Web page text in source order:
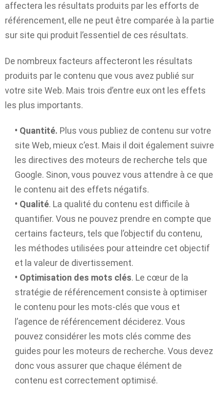
affectera les résultats produits par les efforts de
référencement, elle ne peut être comparée à la partie
sur site qui produit l’essentiel de ces résultats.
De nombreux facteurs affecteront les résultats
produits par le contenu que vous avez publié sur
votre site Web. Mais trois d’entre eux ont les effets
les plus importants.
• Quantité. Plus vous publiez de contenu sur votre
site Web, mieux c’est. Mais il doit également suivre
les directives des moteurs de recherche tels que
Google. Sinon, vous pouvez vous attendre à ce que
le contenu ait des effets négatifs.
• Qualité. La qualité du contenu est difficile à
quantifier. Vous ne pouvez prendre en compte que
certains facteurs, tels que l’objectif du contenu,
les méthodes utilisées pour atteindre cet objectif
et la valeur de divertissement.
• Optimisation des mots clés. Le cœur de la
stratégie de référencement consiste à optimiser
le contenu pour les mots-clés que vous et
l’agence de référencement déciderez. Vous
pouvez considérer les mots clés comme des
guides pour les moteurs de recherche. Vous devez
donc vous assurer que chaque élément de
contenu est correctement optimisé.